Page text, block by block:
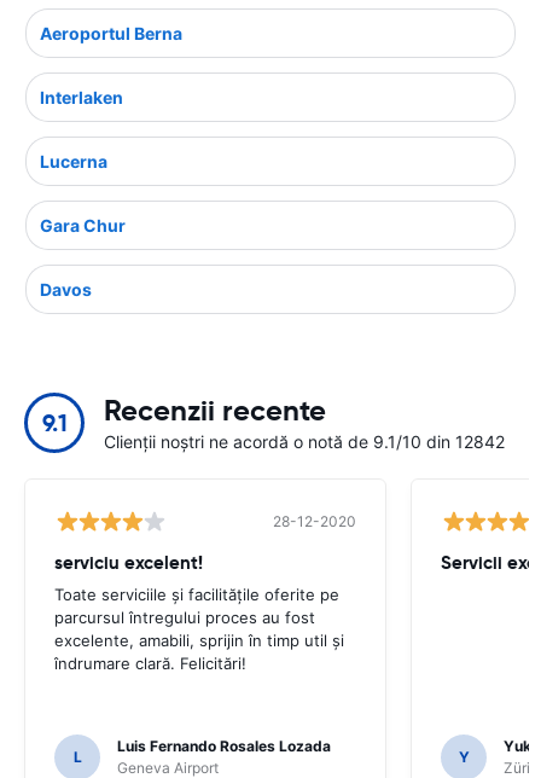
Aeroportul Berna
Interlaken
Lucerna
Gara Chur
Davos
9.1 Recenzii recente
Clienții noștri ne acordă o notă de 9.1/10 din 12842
28-12-2020
serviciu excelent!
Toate serviciile și facilitățile oferite pe
parcursul întregului proces au fost
excelente, amabili, sprijin în timp util și
îndrumare clară. Felicitări!
L
Luis Fernando Rosales Lozada
Geneva Airport
Y
Yuk